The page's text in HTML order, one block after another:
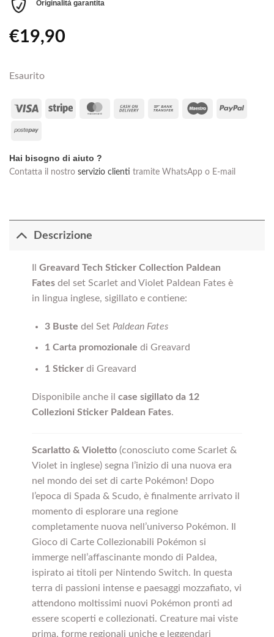
Originalità garantita
€19,90
Esaurito
Visa Stripe MasterCard
Cash
Bank
MaestroPayPal
Postepay
Hai bisogno di aiuto ?
Contatta il nostro servizio clienti tramite WhatsApp o E-mail
Descrizione
Greavard Tech Sticker Collection Paldean
Fates del set Scarlet and Violet Paldean Fates è
in lingua inglese, sigillato e contiene:
3 Buste del Set Paldean Fates
1 Carta promozionale di Greavard
1 Stickerdi Greavard
Disponibile anche il case sigillato da 12
Collezioni Sticker Paldean Fates.
Scarlatto & Violetto(conosciuto come Scarlet &
Violet in inglese) segna l’inizio di una nuova era
nel mondo dei set di carte Pokémon! Dopo
l’epoca di Spada & Scudo, è finalmente arrivato il
momento di esplorare una regione
completamente nuova nell’universo Pokémon. Il
Gioco di Carte Collezionabili Pokémon si
immerge nell’affascinante mondo di Paldea,
ispirato ai titoli per Nintendo Switch. In questa
terra di passioni intense e paesaggi mozzafiato, vi
attendono moltissimi nuovi Pokémon pronti ad
essere scoperti e collezionati. Creature mai viste
prima, forme regionali uniche e leggendari